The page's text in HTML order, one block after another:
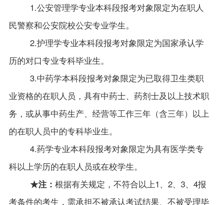
1.公安管理学专业本科段报考对象限定为在职人
民警察和公安院校公安专业学生。
2.护理学专业本科段报考对象限定为国家承认学
历的对口专业专科毕业生。
3.中药学本科段报考对象限定为已取得卫生类职
业资格的在职人员，具有中药士、药剂士及以上技术职
务，或从事中药生产、经营等工作三年（含三年）以上
的在职人员中的专科毕业生。
4.药学专业本科段报考对象限定为具有医学类专
科以上学历的在职人员或在校学生。
★注： 根据有关规定，不符合以上1、2、3、4报
考条件的考生，需承担不被承认考试结果、不被受理毕